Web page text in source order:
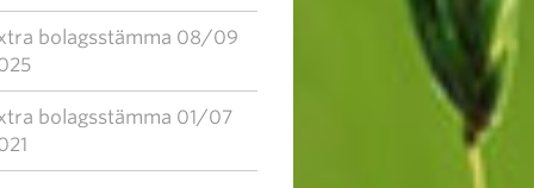
bolagsstämma 08/09
bolagsstämma 01/07